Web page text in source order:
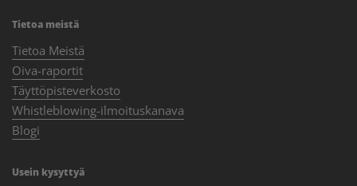
Tietoa meistä
Tietoa Meistä
Oiva-raportit
Täyttöpisteverkosto
Whistleblowing-ilmoituskanava
Blogi
Usein kysyttyä